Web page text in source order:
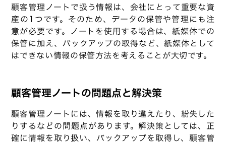
顧客管理ノートで扱う情報は、会社にとって重要な資
産の1つです。そのため、データの保管や管理にも注
意が必要です。ノートを使用する場合は、紙媒体での
保管に加え、バックアップの取得など、紙媒体として
はできない情報の保管方法を考えることが大切です。
顧客管理ノートの問題点と解決策
顧客管理ノートには、情報を取り違えたり、紛失した
りするなどの問題点があります。解決策としては、正
確に情報を取り扱い、バックアップを取得し、顧客管